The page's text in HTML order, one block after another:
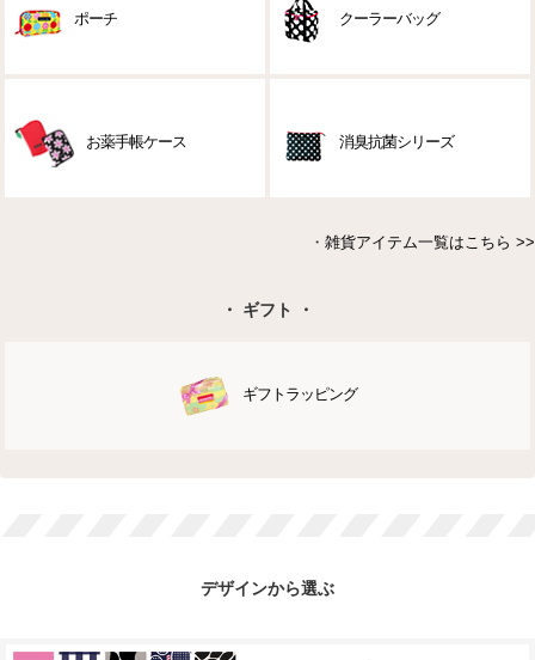
ポーチ クーラーバッグ
お薬手帳ケース 消臭抗菌シリーズ
・ 雑貨アイテム一覧はこちら >>
・ ギフト ・
ギフトラッピング
デザインから選ぶ